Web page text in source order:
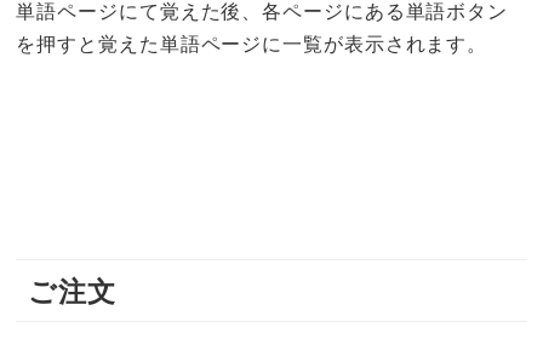
単語ページにて覚えた後、各ページにある単語ボタン
を押すと覚えた単語ページに一覧が表示されます。
ご注文